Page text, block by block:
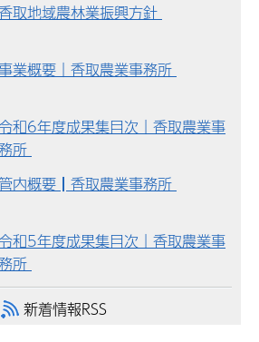
取地域農林業振興方針
業概要｜香取農業事務所
和6年度成果集目次｜香取農業事
所
内概要┃香取農業事務所
和5年度成果集目次｜香取農業事
所
新着情報RSS